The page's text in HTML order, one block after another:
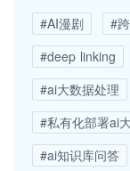
#AI漫剧 #
#deep linking
#ai大数据处理
#私有化部署ai
#ai知识库问答